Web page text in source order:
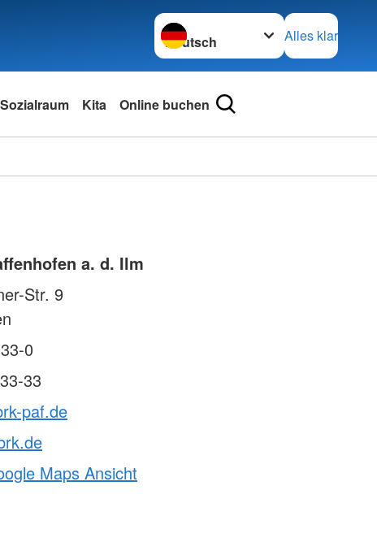
Sprache wechseln zu
Alles klar
Sozialraum Kita Online buchen
a. d. Ilm
Str. 9
0
33
paf.de
Maps Ansicht